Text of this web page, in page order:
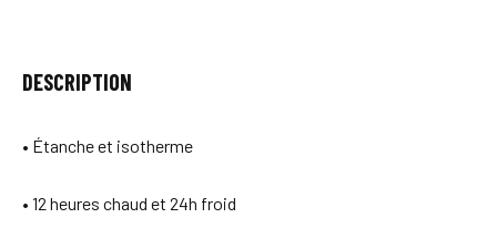
DESCRIPTION
• Étanche et isotherme
• 12 heures chaud et 24h froid